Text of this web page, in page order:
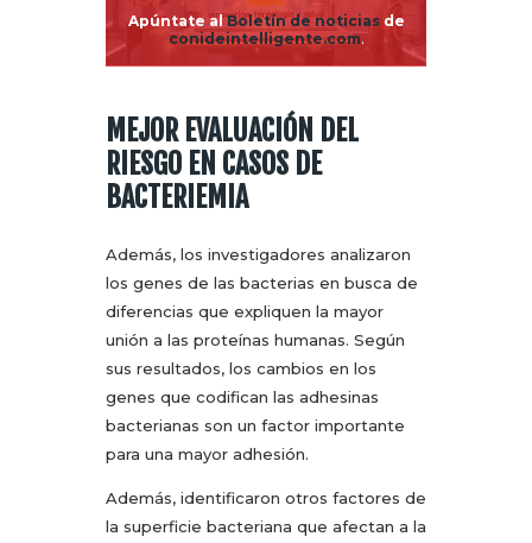
Apúntate alBoletín de noticiasde
conideintelligente.com.
MEJOR EVALUACIÓN DEL
RIESGO EN CASOS DE
BACTERIEMIA
Además, los investigadores analizaron
los genes de las bacterias en busca de
diferencias que expliquen la mayor
unión a las proteínas humanas. Según
sus resultados, los cambios en los
genes que codifican las adhesinas
bacterianas son un factor importante
para una mayor adhesión.
Además, identificaron otros factores de
la superficie bacteriana que afectan a la